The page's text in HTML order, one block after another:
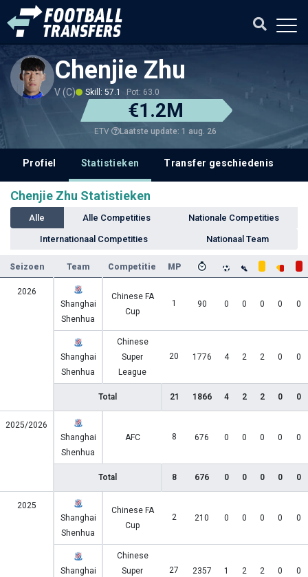
Chenjie Zhu
V (C) Skill: 57.1 Pot: 63.0
€1.2M
ETV Laatste update: 1 aug. 26
Profiel Statistieken Transfer geschiedenis
Chenjie Zhu Statistieken
Alle Alle Competities Nationale Competities
Internationaal Competities Nationaal Team
Seizoen Team Competitie MP
2026
Shanghai
Shenhua
Chinese FA
Cup
1 90 0 0 0 0 0
Shanghai
Shenhua
Chinese
Super
League
20 1776 4 2 2 0 0
Total 21 1866 4 2 2 0 0
2025/2026
Shanghai
Shenhua
AFC 8 676 0 0 0 0 0
Total 8 676 0 0 0 0 0
2025
Shanghai
Shenhua
Chinese FA
Cup
2 210 0 0 0 0 0
Shanghai
Chinese
Super
27 2357 1 2 2 0 0